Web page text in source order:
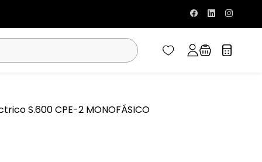
S.600 CPE-2 MONOFÁSICO